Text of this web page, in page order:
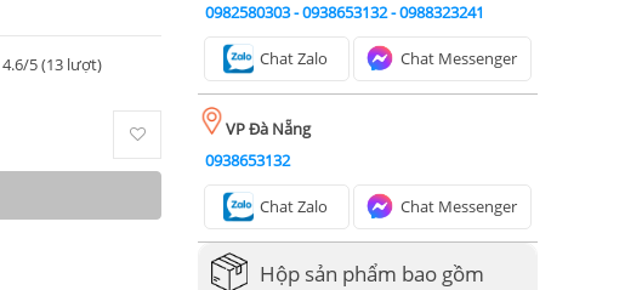
4.6/5 (13 lượt)
0982580303-0938653132-0988323241
Chat Zalo Chat Messenger
VP Đà Nẵng
0938653132
Chat Zalo Chat Messenger
Hộp sản phẩm bao gồm